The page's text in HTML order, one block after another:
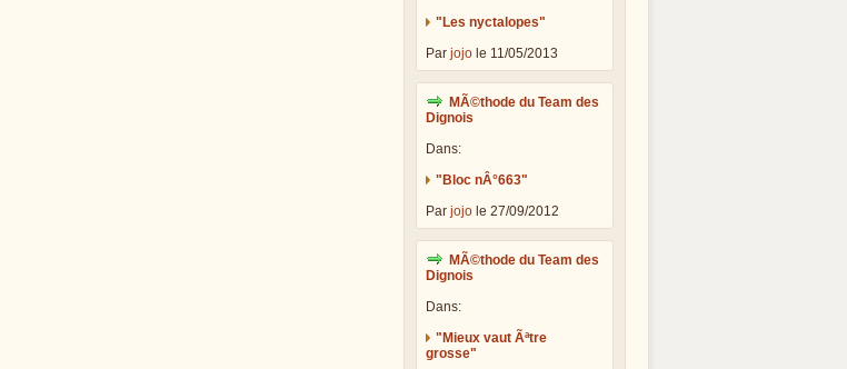
"Les nyctalopes"
Par jojole 11/05/2013
MÃ©thode du Team des
Dignois
Dans:
"Bloc nÂ°663"
Par jojole 27/09/2012
MÃ©thode du Team des
Dignois
Dans:
"Mieux vaut Ãªtre
grosse"